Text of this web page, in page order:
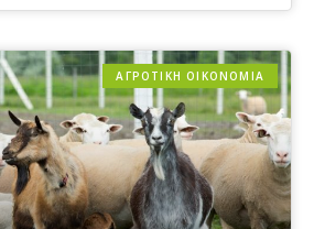
ΑΓΡΟΤΙΚΗ ΟΙΚΟΝΟΜΙΑ